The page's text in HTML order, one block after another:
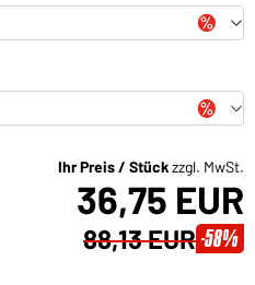
Ihr Preis / Stückzzgl. MwSt.
36,75 EUR
88,13 EUR -58%